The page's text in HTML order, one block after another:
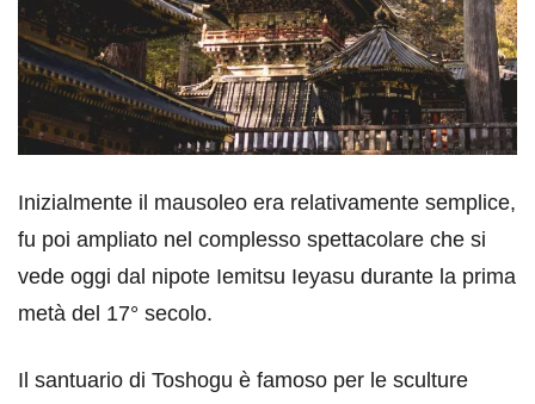
Inizialmente il mausoleo era relativamente semplice,
fu poi ampliato nel complesso spettacolare che si
vede oggi dal nipote Iemitsu Ieyasu durante la prima
metà del 17° secolo.
Il santuario di Toshogu è famoso per le sculture